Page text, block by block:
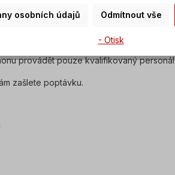
normě IEC 60034-30:2008.
s olejovou náplní.
provádět pouze kvalifikovaný personál
zašlete poptávku.
osobních údajů Odmítnout vše
- Otisk